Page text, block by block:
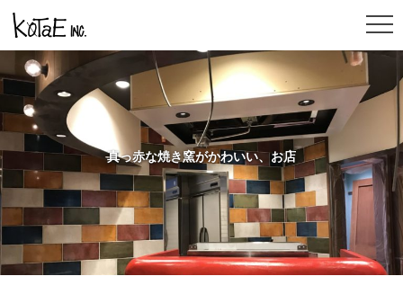
真っ赤な焼き窯がかわいい、お店